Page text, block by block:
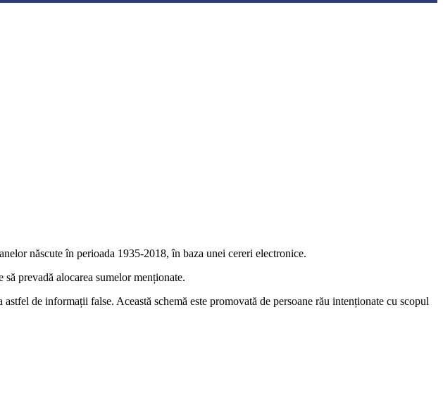
născute în perioada 1935-2018, în baza unei cereri electronice.
prevadă alocarea sumelor menționate.
de informații false. Această schemă este promovată de persoane rău intenționate cu scopul